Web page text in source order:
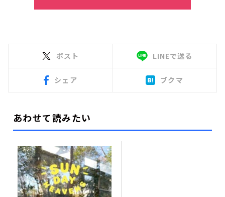
ポスト LINEで送る
シェア ブクマ
あわせて読みたい